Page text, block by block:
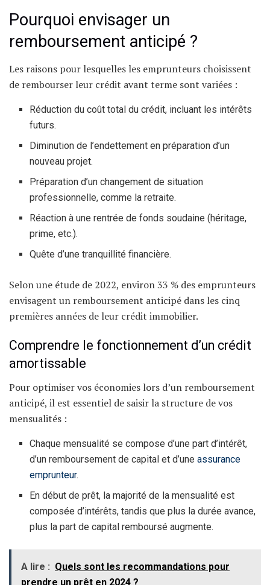
Pourquoi envisager un
remboursement anticipé ?
Les raisons pour lesquelles les emprunteurs choisissent
de rembourser leur crédit avant terme sont variées :
Réduction du coût total du crédit, incluant les intérêts
futurs.
Diminution de l’endettement en préparation d’un
nouveau projet.
Préparation d’un changement de situation
professionnelle, comme la retraite.
Réaction à une rentrée de fonds soudaine (héritage,
prime, etc.).
Quête d’une tranquillité financière.
Selon une étude de 2022, environ 33 % des emprunteurs
envisagent un remboursement anticipé dans les cinq
premières années de leur crédit immobilier.
Comprendre le fonctionnement d’un crédit
amortissable
Pour optimiser vos économies lors d’un remboursement
anticipé, il est essentiel de saisir la structure de vos
mensualités :
Chaque mensualité se compose d’une part d’intérêt,
d’un remboursement de capital et d’uneassurance
emprunteur.
En début de prêt, la majorité de la mensualité est
composée d’intérêts, tandis que plus la durée avance,
plus la part de capital remboursé augmente.
A lire : Quels sont les recommandations pour
prendre un prêt en 2024 ?